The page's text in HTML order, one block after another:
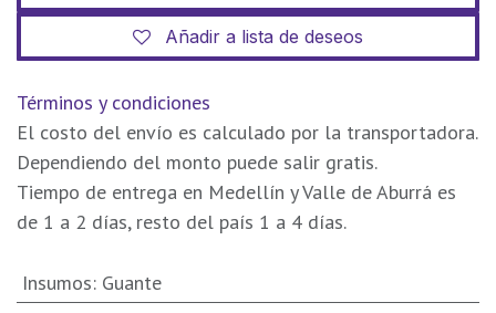
Añadir a lista de deseos
Términos y condiciones
El costo del envío es calculado por la transportadora.
Dependiendo del monto puede salir gratis.
Tiempo de entrega en Medellín y Valle de Aburrá es
de 1 a 2 días, resto del país 1 a 4 días.
Insumos: Guante